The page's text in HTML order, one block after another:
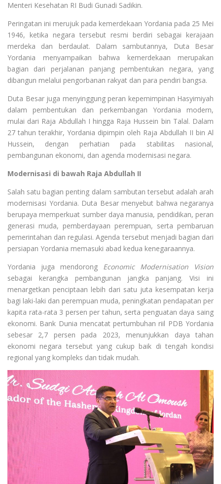
Menteri Kesehatan RI Budi Gunadi Sadikin.
Peringatan ini merujuk pada kemerdekaan Yordania pada 25 Mei
1946, ketika negara tersebut resmi berdiri sebagai kerajaan
merdeka dan berdaulat. Dalam sambutannya, Duta Besar
Yordania menyampaikan bahwa kemerdekaan merupakan
bagian dari perjalanan panjang pembentukan negara, yang
dibangun melalui pengorbanan rakyat dan para pendiri bangsa.
Duta Besar juga menyinggung peran kepemimpinan Hasyimiyah
dalam pembentukan dan perkembangan Yordania modern,
mulai dari Raja Abdullah I hingga Raja Hussein bin Talal. Dalam
27 tahun terakhir, Yordania dipimpin oleh Raja Abdullah II bin Al
Hussein, dengan perhatian pada stabilitas nasional,
pembangunan ekonomi, dan agenda modernisasi negara.
Modernisasi di bawah Raja Abdullah II
Salah satu bagian penting dalam sambutan tersebut adalah arah
modernisasi Yordania. Duta Besar menyebut bahwa negaranya
berupaya memperkuat sumber daya manusia, pendidikan, peran
generasi muda, pemberdayaan perempuan, serta pembaruan
pemerintahan dan regulasi. Agenda tersebut menjadi bagian dari
persiapan Yordania memasuki abad kedua kenegaraannya.
Yordania juga mendorong Economic Modernisation Vision
sebagai kerangka pembangunan jangka panjang. Visi ini
menargetkan penciptaan lebih dari satu juta kesempatan kerja
bagi laki-laki dan perempuan muda, peningkatan pendapatan per
kapita rata-rata 3 persen per tahun, serta penguatan daya saing
ekonomi. Bank Dunia mencatat pertumbuhan riil PDB Yordania
sebesar 2,7 persen pada 2023, menunjukkan daya tahan
ekonomi negara tersebut yang cukup baik di tengah kondisi
regional yang kompleks dan tidak mudah.